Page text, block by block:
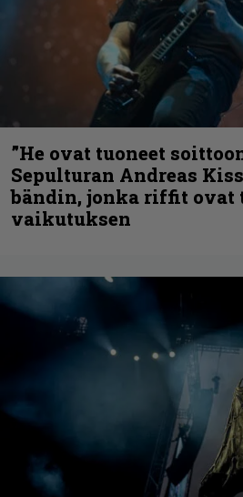
”He ovat tuoneet
Sepulturan Andreas
bändin, jonka riffit ovat
vaikutuksen